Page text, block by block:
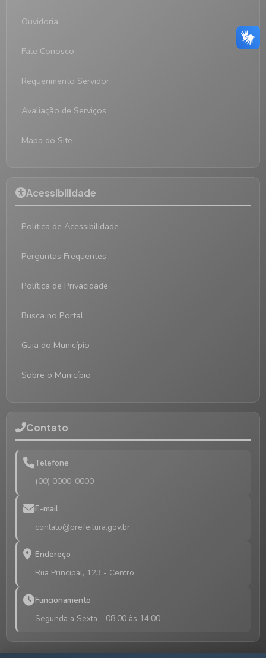
Ouvidoria
Fale Conosco
Requerimento Servidor
Avaliação de Serviços
Mapa do Site
Acessibilidade
Política de Acessibilidade
Perguntas Frequentes
Política de Privacidade
Busca no Portal
Guia do Município
Sobre o Município
Contato
Telefone
(00) 0000-0000
E-mail
contato@prefeitura.gov.br
Endereço
Rua Principal, 123 - Centro
Funcionamento
Segunda a Sexta - 08:00 às 14:00